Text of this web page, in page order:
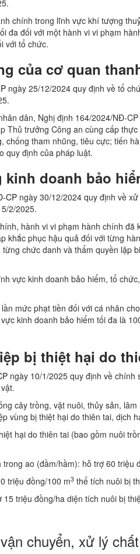
chính trong lĩnh vực khí tượng
đa đối với một hành vi vi phạm
với tổ chức.
của cơ quan
ngày 25/12/2024 quy định về tổ
dân, Nghị định 164/2024/NĐ-
Thủ trưởng Công an cùng cấp
chống tham nhũng, tiêu cực; tiến
quy định của pháp luật.
doanh bảo
CP ngày 30/12/2024 quy định về
2/2025.
hành vi vi phạm hành chính
khắc phục hậu quả đối với từng
chức danh và thẩm quyền lập
vực kinh doanh bảo hiểm, tổ
mức phạt tiền đối với cá nhân
kinh doanh bảo hiểm tối đa là
bị thiệt hại do
ngày 10/1/2025 quy định về
cây trồng, vật nuôi, thủy sản,
vùng bị thiệt hại do thiên tai, dịch
hại do thiên tai (bao gồm nuôi
ao (đầm/hầm): hỗ trợ 60 triệu
triệu đồng/100 m3 thể tích nuôi bị
triệu đồng/ha diện tích nuôi bị
chuyển, xử lý